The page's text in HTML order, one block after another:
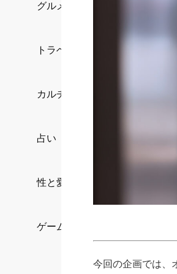
グルメ
トラベル
カルチャー/エンタメ
占い
性と愛
ゲーム
今回の企画では、